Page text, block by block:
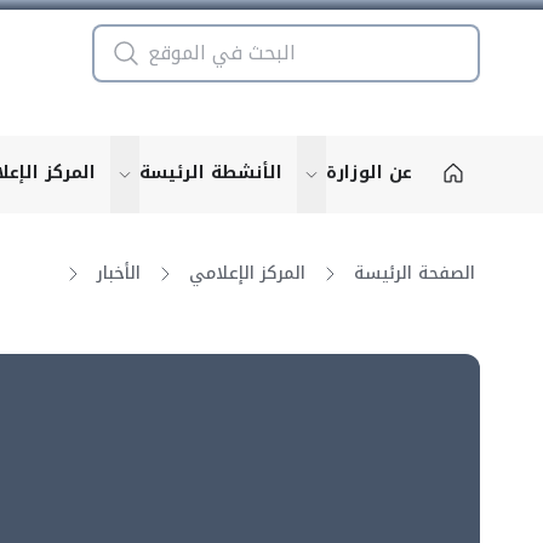
عن الوزارة show submenu for "More"
الأنشطة الرئيسة for "More"
المركز
الصفحة الرئيسة المركز الإعلامي الأخبار